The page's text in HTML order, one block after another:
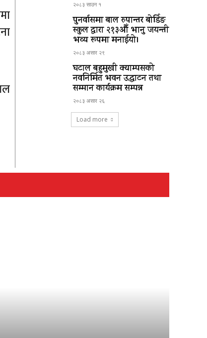
२०८३ साउन १
पुनर्वासमा बाल रुपान्तर बोर्डिङ
स्कुल द्धारा २१३औँ भानु जयन्ती
भव्य रूपमा मनाईयो।
२०८३ असार २९
घटाल बहुमुखी क्याम्पसको
नवनिर्मित भवन उद्घाटन तथा
सम्मान कार्यक्रम सम्पन्न
२०८३ असार २६
Load more